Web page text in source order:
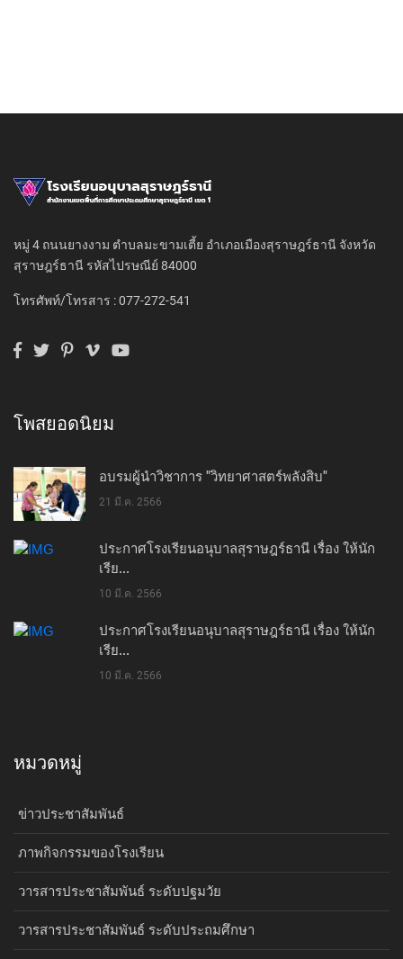
หมู่ 4 ถนนยางงาม ตำบลมะขามเตี้ย อำเภอเมืองสุราษฎร์ธานี จังหวัด
สุราษฎร์ธานี รหัสไปรษณีย์ 84000
โทรศัพท์/โทรสาร : 077-272-541
โพสยอดนิยม
อบรมผู้นำวิชาการ "วิทยาศาสตร์พลังสิบ"
21 มี.ค. 2566
ประกาศโรงเรียนอนุบาลสุราษฎร์ธานี เรื่อง ให้นัก
เรีย...
10 มี.ค. 2566
ประกาศโรงเรียนอนุบาลสุราษฎร์ธานี เรื่อง ให้นัก
เรีย...
10 มี.ค. 2566
หมวดหมู่
ข่าวประชาสัมพันธ์
ภาพกิจกรรมของโรงเรียน
วารสารประชาสัมพันธ์ ระดับปฐมวัย
วารสารประชาสัมพันธ์ ระดับประถมศึกษา